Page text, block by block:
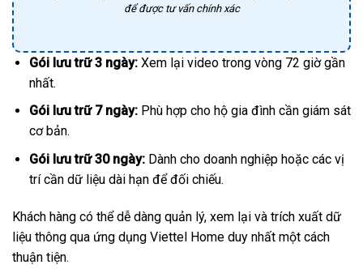
để được tư vấn chính xác
Gói lưu trữ 3 ngày:Xem lại video trong vòng 72 giờ gần
nhất.
Gói lưu trữ 7 ngày:Phù hợp cho hộ gia đình cần giám sát
cơ bản.
Gói lưu trữ 30 ngày:Dành cho doanh nghiệp hoặc các vị
trí cần dữ liệu dài hạn để đối chiếu.
Khách hàng có thể dễ dàng quản lý, xem lại và trích xuất dữ
liệu thông qua ứng dụng Viettel Home duy nhất một cách
thuận tiện.